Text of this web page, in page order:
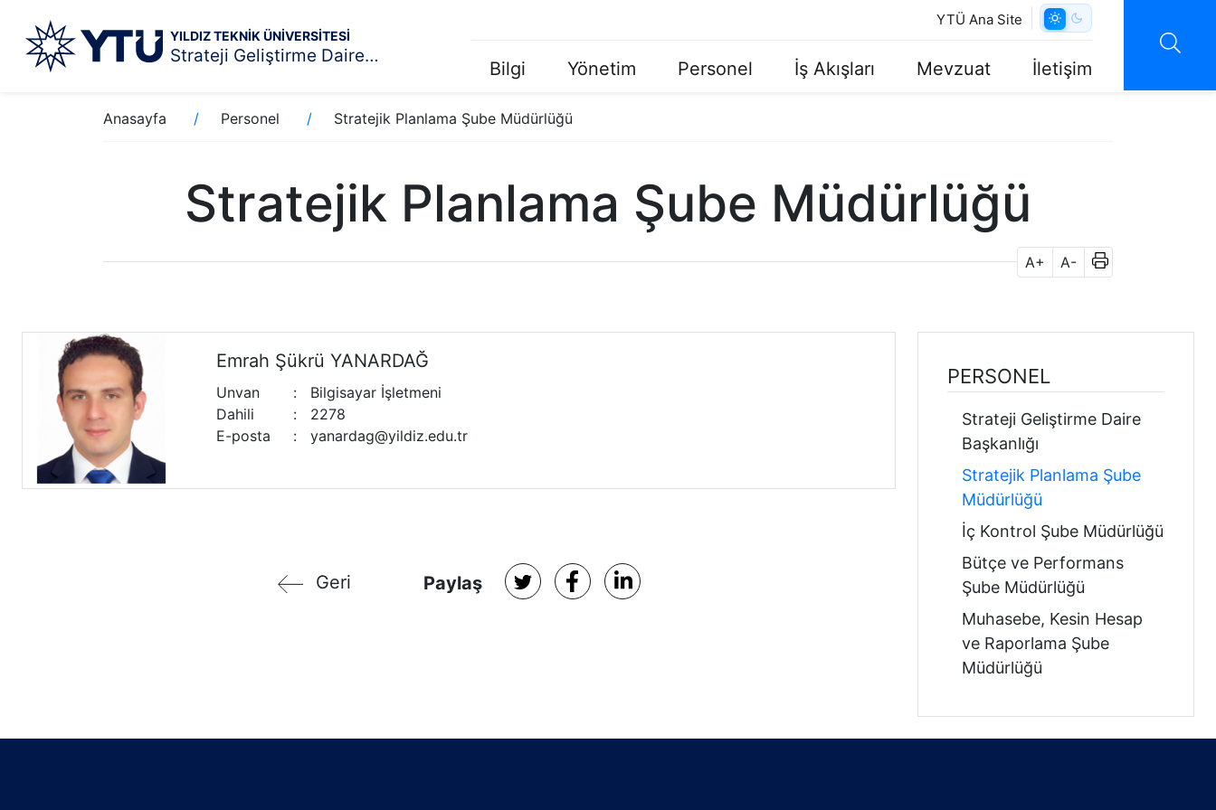
YILDIZ TEKNİK ÜNİVERSİTESİ
Strateji Geliştirme Daire Başkanlığı
YTÜ Ana Site
Ana
Bilgi Yönetim Personel İş Akışları Mevzuat İletişim
Sayfa
yolu
Anasayfa Personel Stratejik Planlama Şube Müdürlüğü
Stratejik Planlama Şube Müdürlüğü
A+ A-
Emrah Şükrü YANARDAĞ
Unvan :
Bilgisayar İşletmeni
Dahili
:
2278
E-posta
: yanardag@yildiz.edu.tr
Geri Paylaş
PERSONEL
Strateji Geliştirme Daire
Başkanlığı
Stratejik Planlama Şube
Müdürlüğü
İç Kontrol Şube Müdürlüğü
Bütçe ve Performans
Şube Müdürlüğü
Muhasebe, Kesin Hesap
ve Raporlama Şube
Müdürlüğü